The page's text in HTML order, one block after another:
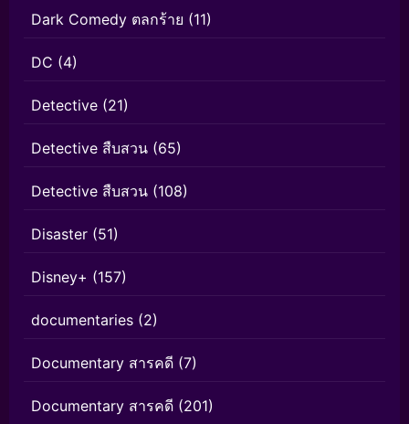
Dark Comedy ตลกร้าย (11)
DC (4)
Detective (21)
Detective สืบสวน (65)
Detective สืบสวน (108)
Disaster (51)
Disney+ (157)
documentaries (2)
Documentary สารคดี (7)
Documentary สารคดี (201)